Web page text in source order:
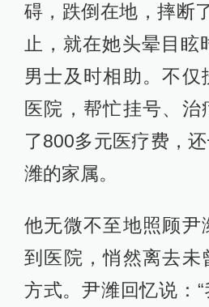
碍，跌倒在地，摔断
止，就在她头晕目眩
男士及时相助。不仅
医院，帮忙挂号、治
了800多元医疗费，
潍的家属。
他无微不至地照顾尹
到医院，悄然离去未
方式。尹潍回忆说：